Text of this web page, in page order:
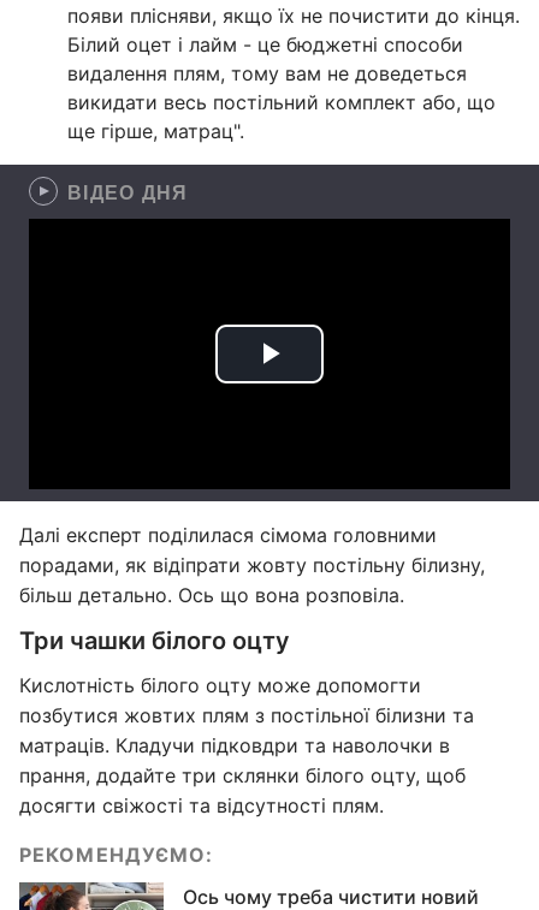
появи плісняви, якщо їх не почистити до кінця.
Білий оцет і лайм - це бюджетні способи
видалення плям, тому вам не доведеться
викидати весь постільний комплект або, що
ще гірше, матрац".
ВІДЕО ДНЯ
Далі експерт поділилася сімома головними
порадами, як відіпрати жовту постільну білизну,
більш детально. Ось що вона розповіла.
Три чашки білого оцту
Кислотність білого оцту може допомогти
позбутися жовтих плям з постільної білизни та
матраців. Кладучи підковдри та наволочки в
прання, додайте три склянки білого оцту, щоб
досягти свіжості та відсутності плям.
РЕКОМЕНДУЄМО:
Ось чому треба чистити новий